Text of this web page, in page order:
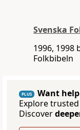
Svenska
1996, 1998
Folkbibeln
PLUS
Want
Explore
Discover